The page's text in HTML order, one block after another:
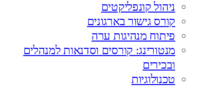
ניהול קונפליקטים
קורס גישור בארגונים
פיתוח מנהיגות ערה
מנטורינג: קורסים וסדנאות למנהלים
ובכירים
טכנולוגיות